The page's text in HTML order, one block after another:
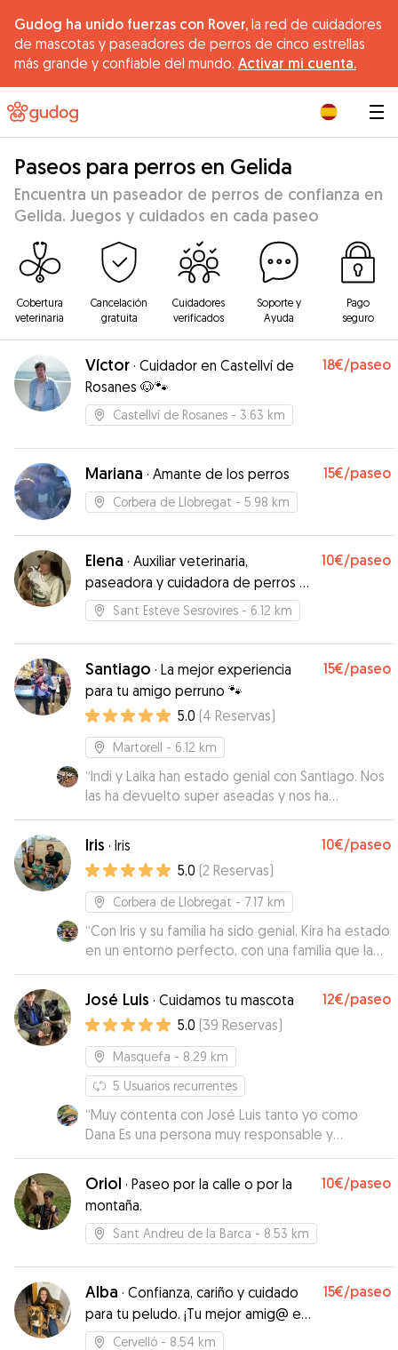
Gudog ha unido fuerzas con Rover, la red de cuidadores
de mascotas y paseadores de perros de cinco estrellas
más grande y confiable del mundo. Activar mi cuenta.
Paseos para perros en Gelida
Encuentra un paseador de perros de confianza en
Gelida. Juegos y cuidados en cada paseo
Cobertura
veterinaria
Cancelación
gratuita
Cuidadores
verificados
Soporte y
Ayuda
Pago
seguro
Víctor · Cuidador en Castellví de
Rosanes 🐶🐾
18€/paseo
Castellví de Rosanes - 3.63 km
Mariana · Amante de los perros 15€/paseo
Corbera de Llobregat - 5.98 km
Elena · Auxiliar veterinaria,
paseadora y cuidadora de perros y
gatos
10€/paseo
Sant Esteve Sesrovires - 6.12 km
Santiago · La mejor experiencia
para tu amigo perruno 🐾
15€/paseo
5.0 (4 Reservas)
Martorell - 6.12 km
“Indi y Laika han estado genial con Santiago. Nos
las ha devuelto super aseadas y nos ha
mandado unas fotos muy chulas.”
Iris · Iris 10€/paseo
5.0 (2 Reservas)
Corbera de Llobregat - 7.17 km
“Con Iris y su familia ha sido genial, Kira ha estado
en un entorno perfecto, con una familia que la
acogió con mucho amor en una casa al lado de la
montaña con unos largos y divertidos paseos
donde ella puede sentirse libre correr y ser
feliz. Sin duda repetiremos”
José Luis · Cuidamos tu mascota 12€/paseo
5.0 (39 Reservas)
Masquefa - 8.29 km
5 Usuarios recurrentes
“Muy contenta con José Luis tanto yo como
Dana Es una persona muy responsable y
profesional. Sin duda repetiremos. Me ha
transmitido mucha confianza. Informada todo el
día de cómo está Dana con muchas fotos y
vídeos. Terraza/jardín estupenda y muy segura.
Oriol · Paseo por la calle o por la
montaña.
10€/paseo
Sant Andreu de la Barca - 8.53 km
Alba · Confianza, cariño y cuidado
para tu peludo. ¡Tu mejor amig@ en
las mejores manos
15€/paseo
Cervelló - 8.54 km